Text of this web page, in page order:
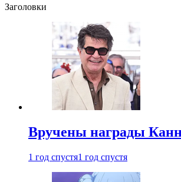
Заголовки
Вручены награды
1 год спустя1 год спустя